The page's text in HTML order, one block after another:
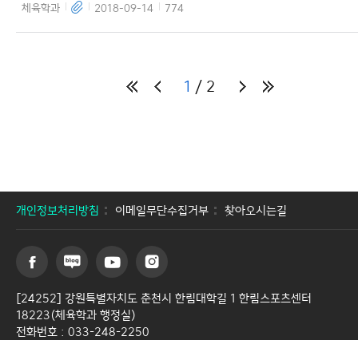
체육학과 2018-09-14 774
1 2
개인정보처리방침 이메일무단수집거부 찾아오시는길
[24252] 강원특별자치도 춘천시 한림대학길 1 한림스포츠센터
18223(체육학과 행정실)
전화번호 : 033-248-2250